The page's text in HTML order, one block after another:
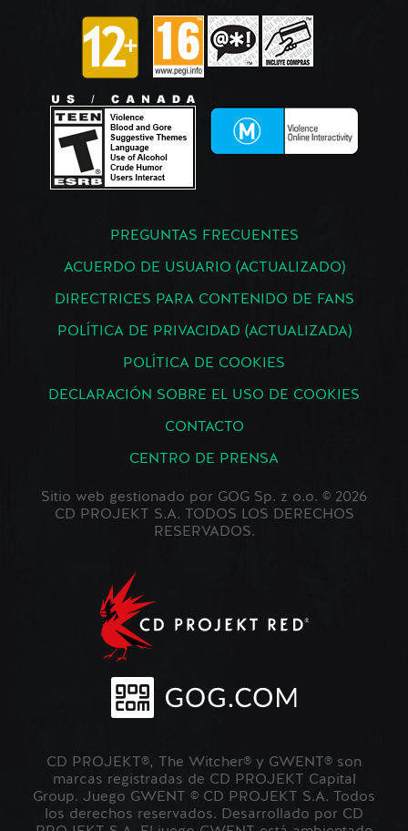
PREGUNTAS FRECUENTES
ACUERDO DE USUARIO (ACTUALIZADO)
DIRECTRICES PARA CONTENIDO DE FANS
POLÍTICA DE PRIVACIDAD (ACTUALIZADA)
POLÍTICA DE COOKIES
DECLARACIÓN SOBRE EL USO DE COOKIES
CONTACTO
CENTRO DE PRENSA
Sitio web gestionado por GOG Sp. z o.o. © 2026
CD PROJEKT S.A. TODOS LOS DERECHOS
RESERVADOS.
CD PROJEKT®, The Witcher® y GWENT® son
marcas registradas de CD PROJEKT Capital
Group. Juego GWENT © CD PROJEKT S.A. Todos
los derechos reservados. Desarrollado por CD